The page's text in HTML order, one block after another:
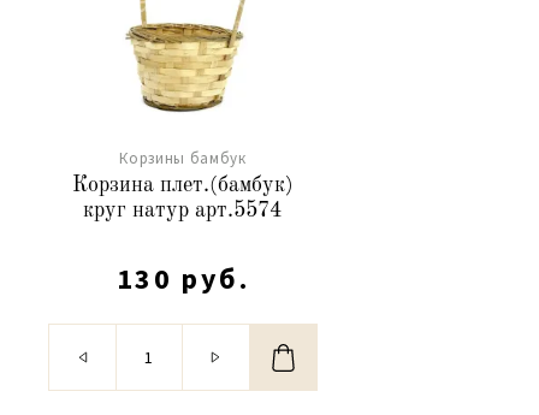
Корзины бамбук
Корзина плет.(бамбук)
круг натур арт.5574
130 руб.